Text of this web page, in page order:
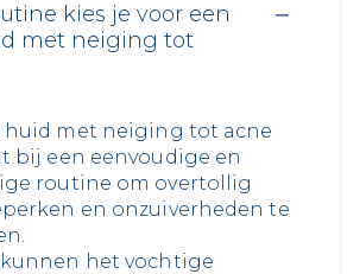
kies je voor een
met neiging tot
huid met neiging tot acne
bij een eenvoudige en
routine om overtollig
en onzuiverheden te
het vochtige